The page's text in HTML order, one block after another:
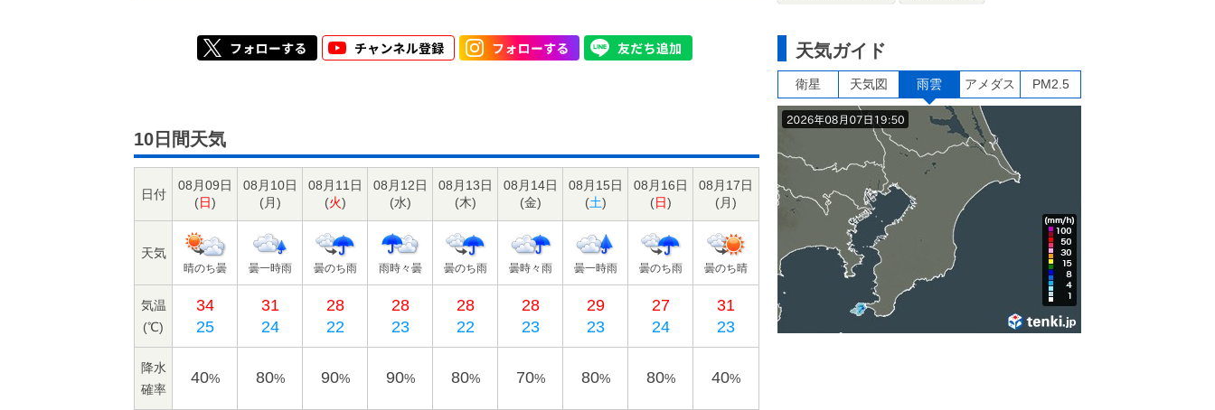
10日間天気
日付
08月09日
(日)
08月10日
(月)
08月11日
(火)
08月12日
(水)
08月13日
(木)
08月14日
(金)
08月15日
(土)
08月16日
(日)
08月17日
(月)
天気
晴のち曇 曇一時雨 曇のち雨 雨時々曇 曇のち雨 曇時々雨 曇一時雨 曇のち雨 曇のち晴
気温
(℃)
34
25
31
24
28
22
28
23
28
22
28
23
29
23
27
24
31
23
降水
確率
40% 80% 90% 90% 80% 70% 80% 80% 40%
天気ガイド
衛星 天気図 雨雲 アメダス PM2.5